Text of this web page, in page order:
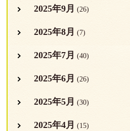
2025年9月 (26)
2025年8月 (7)
2025年7月 (40)
2025年6月 (26)
2025年5月 (30)
2025年4月 (15)